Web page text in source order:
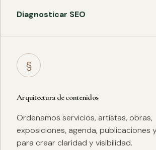
Diagnosticar SEO
§
Arquitectura de contenidos
Ordenamos servicios, artistas, obras,
exposiciones, agenda, publicaciones
para crear claridad y visibilidad.